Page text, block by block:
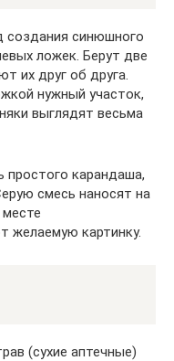
создания синюшного
ложек. Берут две
их друг об друга.
нужный участок,
выглядят весьма
карандаша,
смесь наносят на
желаемую картинку.
(сухие аптечные)